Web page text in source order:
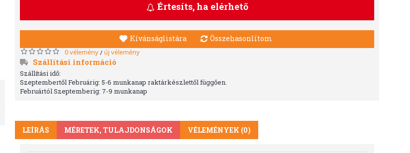
Értesíts, ha elérhető
Kívánságlistára Összehasonlítom
0 vélemény/ új vélemény
Szállítási információ
Szállítási idő:
Szeptembertől Februárig: 5-6 munkanap raktárkészlettől függően.
Februártól Szeptemberig: 7-9 munkanap
LEÍRÁS MÉRETEK, TULAJDONSÁGOK VÉLEMÉNYEK (0)